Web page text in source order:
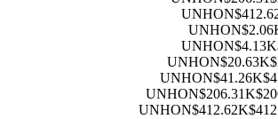
$4.13K
$20.63K
$41.26K
$206.31K
$412.62K